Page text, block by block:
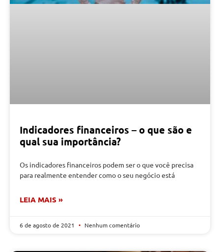
Indicadores financeiros – o que são e
qual sua importância?
Os indicadores financeiros podem ser o que você precisa
para realmente entender como o seu negócio está
LEIA MAIS »
6 de agosto de 2021 Nenhum comentário